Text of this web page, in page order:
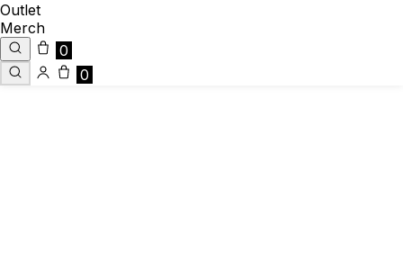
Outlet
Merch
0
0